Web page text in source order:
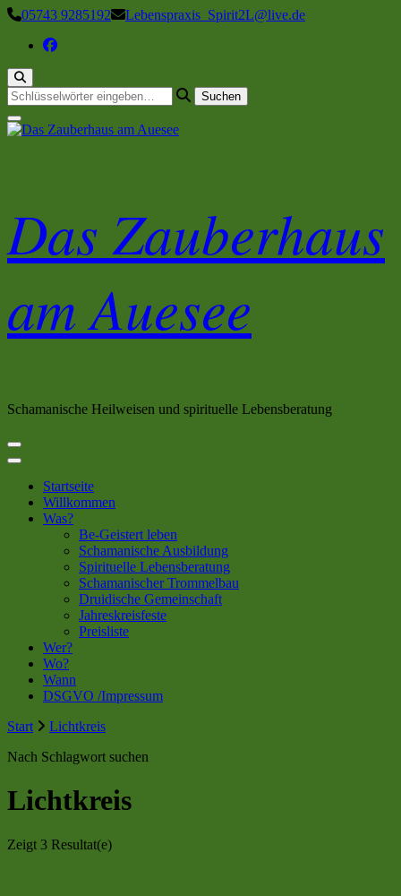
Zum
springen
05743 9285192 Lebenspraxis_Spirit2L@live.de
Suchst
du
nach
Das Zauberhaus
am Auesee
Schamanische Heilweisen und spirituelle Lebensberatung
Startseite
Willkommen
Was?
Be-Geistert leben
Schamanische Ausbildung
Spirituelle Lebensberatung
Schamanischer Trommelbau
Druidische Gemeinschaft
Jahreskreisfeste
Preisliste
Wer?
Wo?
Wann
DSGVO /Impressum
Start
Lichtkreis
Nach Schlagwort suchen
Lichtkreis
Zeigt 3 Resultat(e)